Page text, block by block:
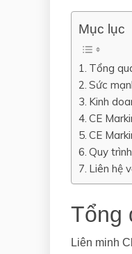
Mục lục
Tổng
Sức
Kinh
CE
CE
Quy
Liên hệ
Tổng
Liên minh